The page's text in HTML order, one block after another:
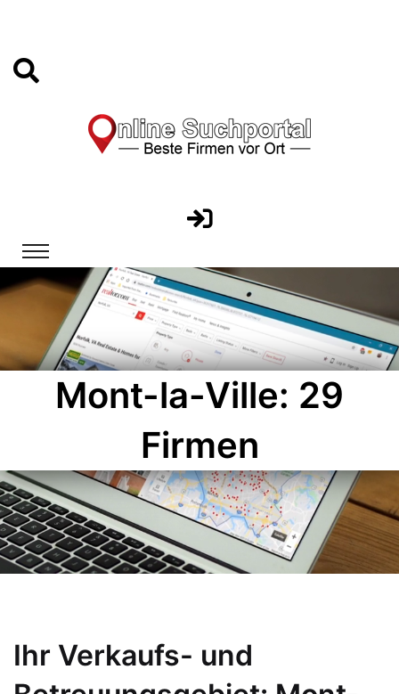
Mont-la-Ville: 29
Firmen
Ihr Verkaufs- und